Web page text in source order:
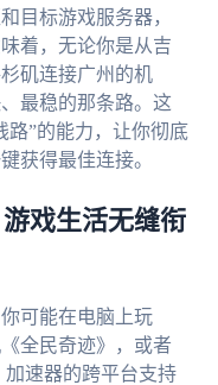
目标游戏服务器，
着，无论你是从吉
矶连接广州的机
最稳的那条路。这
路”的能力，让你彻底
获得最佳连接。
戏生活无缝衔
可能在电脑上玩
全民奇迹》，或者
加速器的跨平台支持